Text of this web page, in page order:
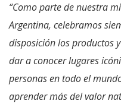
“Como parte de nuestra
Argentina, celebramos
disposición los productos
dar a conocer lugares
personas en todo el
aprender más del valor